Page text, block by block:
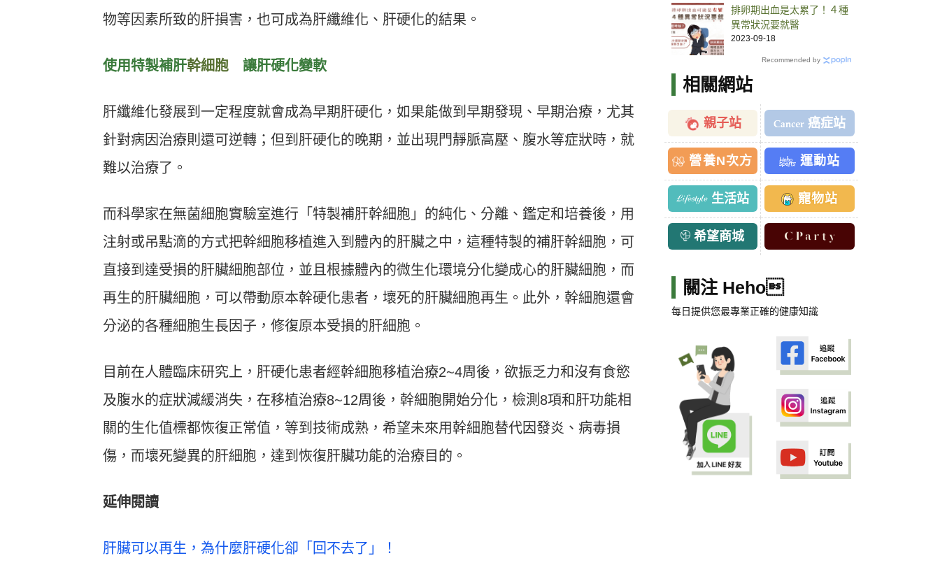
物等因素所致的肝損害，也可成為肝纖維化、肝硬化的結果。
使用特製補肝幹細胞 讓肝硬化變軟
肝纖維化發展到一定程度就會成為早期肝硬化，如果能做到早期發現、早期治療，尤其
針對病因治療則還可逆轉；但到肝硬化的晚期，並出現門靜脈高壓、腹水等症狀時，就
難以治療了。
而科學家在無菌細胞實驗室進行「特製補肝幹細胞」的純化、分離、鑑定和培養後，用
注射或吊點滴的方式把幹細胞移植進入到體內的肝臟之中，這種特製的補肝幹細胞，可
直接到達受損的肝臟細胞部位，並且根據體內的微生化環境分化變成心的肝臟細胞，而
再生的肝臟細胞，可以帶動原本幹硬化患者，壞死的肝臟細胞再生。此外，幹細胞還會
分泌的各種細胞生長因子，修復原本受損的肝細胞。
目前在人體臨床研究上，肝硬化患者經幹細胞移植治療2~4周後，欲振乏力和沒有食慾
及腹水的症狀減緩消失，在移植治療8~12周後，幹細胞開始分化，檢測8項和肝功能相
關的生化值標都恢復正常值，等到技術成熟，希望未來用幹細胞替代因發炎、病毒損
傷，而壞死變異的肝細胞，達到恢復肝臟功能的治療目的。
延伸閱讀
肝臟可以再生，為什麼肝硬化卻「回不去了」！
排卵期出血是太累了！４種
異常狀況要就醫
2023-09-18
Recommended by
相關網站
親子站 癌症站
營養N次方 運動站
生活站 寵物站
希望商城
關注 Heho
每日提供您最專業正確的健康知識